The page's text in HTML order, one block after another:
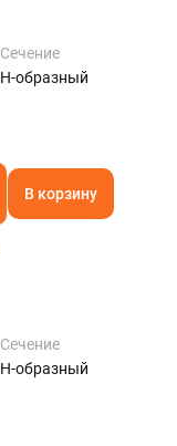
Сечение
Н-образный
В корзину
Сечение
Н-образный